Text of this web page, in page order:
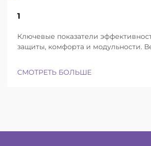
1
Ключевые показатели
защиты, комфорта и модульности.
шлемы успешно находят баланс
СМОТРЕТЬ БОЛЬШЕ